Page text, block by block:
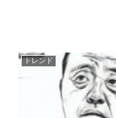
トレンド